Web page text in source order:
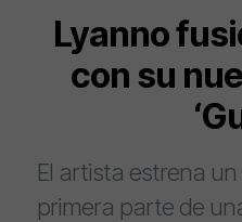
Lyanno
con su
El artista estrena
primera parte de